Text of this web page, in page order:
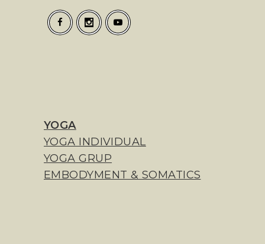
YOGA
YOGA INDIVIDUAL
YOGA GRUP
EMBODYMENT & SOMATICS